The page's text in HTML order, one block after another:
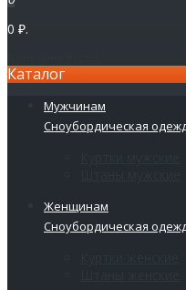
0 ₽.
Каталог
Мужчинам
Сноубордическая
Женщинам
Сноубордическая